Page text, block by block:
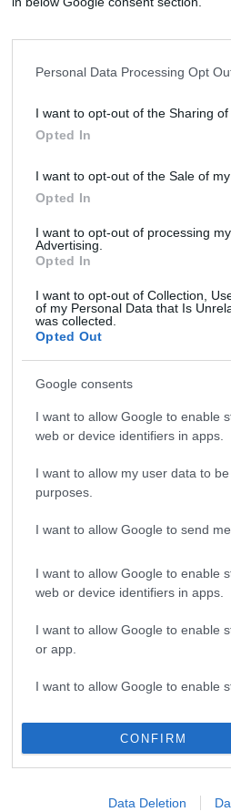
Personal Data Processing Opt
I want to opt-out of the Sharing of
Opted In
I want to opt-out of the Sale of
Opted In
I want to opt-out of processing
Advertising.
Opted In
I want to opt-out of Collection,
of my Personal Data that Is
was collected.
Opted Out
Google consents
I want to allow Google to enable
web or device identifiers in apps.
I want to allow my user data to
purposes.
I want to allow Google to send
I want to allow Google to enable
web or device identifiers in apps.
I want to allow Google to enable
or app.
I want to allow Google to enable
I want to allow Google to enable
authentication functionality and
CONFIRM
Data Deletion